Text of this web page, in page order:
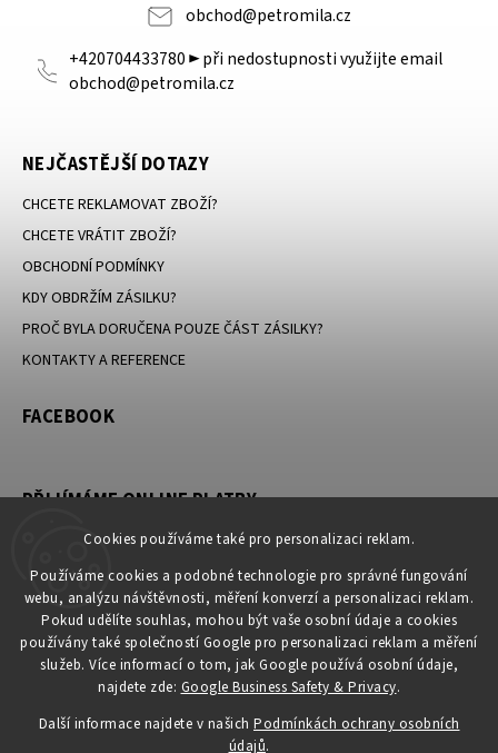
Cookies používáme také pro personalizaci reklam.
Používáme cookies a podobné technologie pro správné fungování
webu, analýzu návštěvnosti, měření konverzí a personalizaci reklam.
Pokud udělíte souhlas, mohou být vaše osobní údaje a cookies
používány také společností Google pro personalizaci reklam a měření
služeb. Více informací o tom, jak Google používá osobní údaje,
najdete zde: Google Business Safety & Privacy.
Další informace najdete v našich Podmínkách ochrany osobních
údajů.
obchod@petromila.cz
+420704433780 ► při nedostupnosti využijte email
obchod@petromila.cz
NEJČASTĚJŠÍ DOTAZY
CHCETE REKLAMOVAT ZBOŽÍ?
CHCETE VRÁTIT ZBOŽÍ?
OBCHODNÍ PODMÍNKY
KDY OBDRŽÍM ZÁSILKU?
PROČ BYLA DORUČENA POUZE ČÁST ZÁSILKY?
KONTAKTY A REFERENCE
FACEBOOK
PŘIJÍMÁME ONLINE PLATBY
KONTAKT
obchod @petromila.cz
+420704433780 ► při nedostupnosti využijte email